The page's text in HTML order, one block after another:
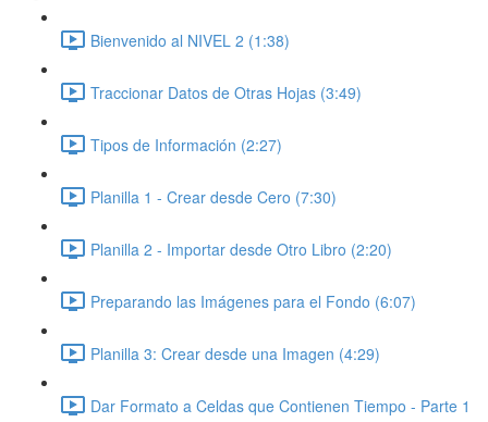
Bienvenido al NIVEL 2 (1:38)
Traccionar Datos de Otras Hojas (3:49)
Tipos de Información (2:27)
Planilla 1 - Crear desde Cero (7:30)
Planilla 2 - Importar desde Otro Libro (2:20)
Preparando las Imágenes para el Fondo (6:07)
Planilla 3: Crear desde una Imagen (4:29)
Dar Formato a Celdas que Contienen Tiempo - Parte 1